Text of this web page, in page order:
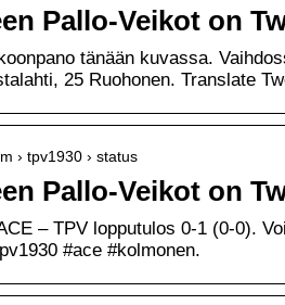
Pallo-Veikot on
tänään kuvassa.
25 Ruohonen. Translate
› tpv1930 › status
Pallo-Veikot on
– TPV lopputulos 0-1 (0-0).
#ace #kolmonen.